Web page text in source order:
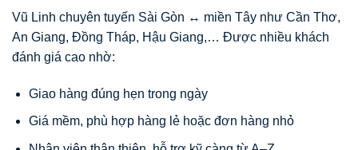
Vũ Linh chuyên tuyến Sài Gòn ↔ miền Tây như Cần Thơ,
An Giang, Đồng Tháp, Hậu Giang,… Được nhiều khách
đánh giá cao nhờ:
Giao hàng đúng hẹn trong ngày
Giá mềm, phù hợp hàng lẻ hoặc đơn hàng nhỏ